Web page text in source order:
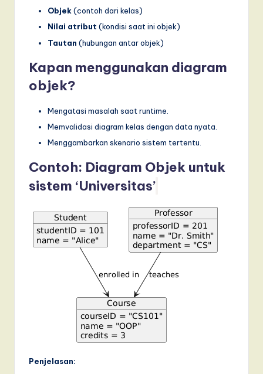
Objek(contoh dari kelas)
Nilai atribut (kondisi saat ini objek)
Tautan (hubungan antar objek)
Kapan menggunakan diagram
objek?
Mengatasi masalah saat runtime.
Memvalidasi diagram kelas dengan data nyata.
Menggambarkan skenario sistem tertentu.
Contoh: Diagram Objek untuk
sistem ‘Universitas’
Penjelasan: